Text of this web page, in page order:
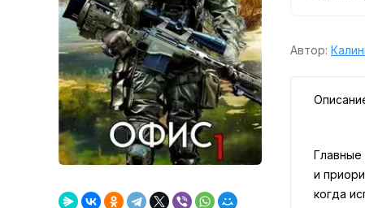
Автор:
Главные
и
когда